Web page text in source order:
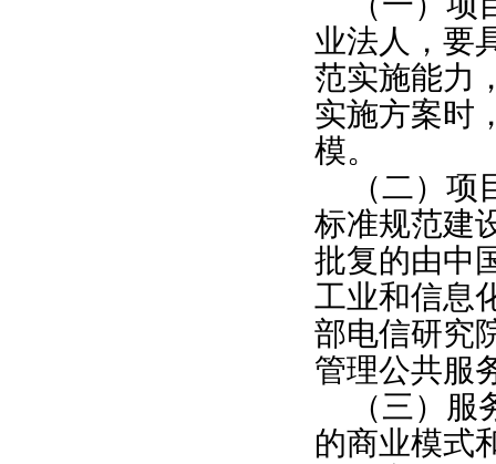
业法人，要
范实施能力
实施方案时
模。
（二）
标准规范建
批复的由中
工业和信息
部电信研究
管理公共服
（三）
的商业模式